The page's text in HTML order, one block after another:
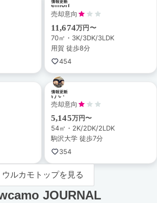
emori
売却意向
11,674万円〜
70㎡・3K/3DK/3LDK
用賀 徒歩8分
454
けい
売却意向
5,145万円〜
54㎡・2K/2DK/2LDK
駒沢大学 徒歩7分
354
ウルカモトップを見る
JOURNAL